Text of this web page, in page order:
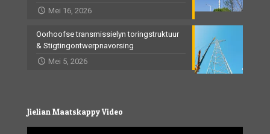
Mei 16, 2026
Oorhoofse transmissielyn toringstruktuur
& Stigtingontwerpnavorsing
Mei 5, 2026
Jielian Maatskappy Video